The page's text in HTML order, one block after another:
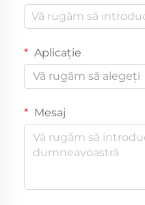
Aplicație
Vă rugăm să alegeți
Mesaj